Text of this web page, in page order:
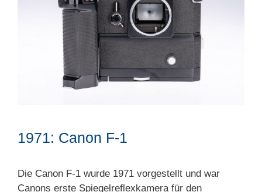
1971: Canon F-1
Die Canon F-1 wurde 1971 vorgestellt und war
Canons erste Spiegelreflexkamera für den